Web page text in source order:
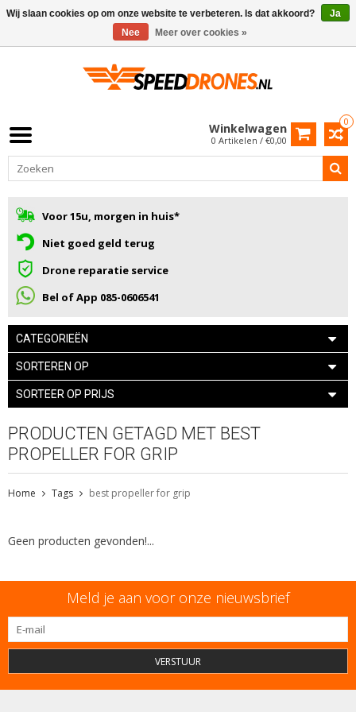
0
Winkelwagen
0 Artikelen / €0,00
Voor 15u, morgen in huis*
Niet goed geld terug
Drone reparatie service
Bel of App 085-0606541
CATEGORIEËN
SORTEREN OP
SORTEER OP PRIJS
PRODUCTEN GETAGD MET BEST
PROPELLER FOR GRIP
Home Tags best propeller for grip
Geen producten gevonden!...
Meld je aan voor onze nieuwsbrief
VERSTUUR
Wij slaan cookies op om onze website te verbeteren. Is dat akkoord?
Ja
Nee
Meer over cookies »